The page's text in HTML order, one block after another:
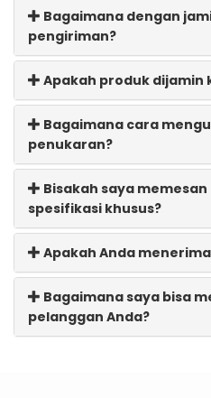
Bagaimana dengan
pengiriman?
Apakah produk dijamin
Bagaimana cara
penukaran?
Bisakah saya
spesifikasi khusus?
Apakah Anda
Bagaimana saya bisa
pelanggan Anda?